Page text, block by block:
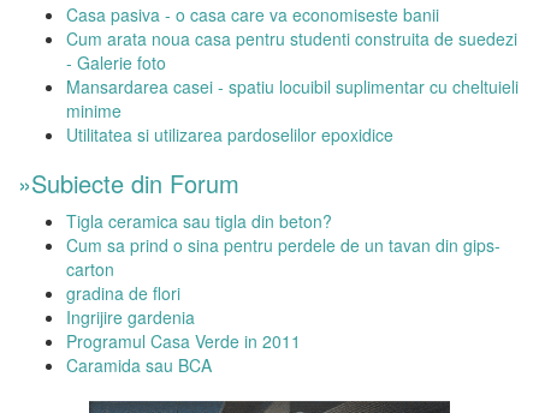
Casa pasiva - o casa care va economiseste banii
Cum arata noua casa pentru studenti construita de suedezi
- Galerie foto
Mansardarea casei - spatiu locuibil suplimentar cu cheltuieli
minime
Utilitatea si utilizarea pardoselilor epoxidice
»Subiecte din Forum
Tigla ceramica sau tigla din beton?
Cum sa prind o sina pentru perdele de un tavan din gips-
carton
gradina de flori
Ingrijire gardenia
Programul Casa Verde in 2011
Caramida sau BCA